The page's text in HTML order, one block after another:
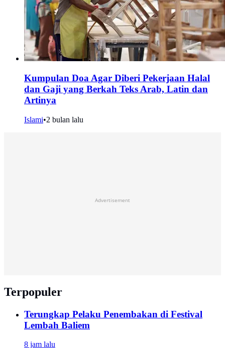
Kumpulan Doa Agar Diberi Pekerjaan Halal
dan Gaji yang Berkah Teks Arab, Latin dan
Artinya
Islami•2 bulan lalu
Advertisement
Terpopuler
Terungkap Pelaku Penembakan di Festival
Lembah Baliem
8 jam lalu